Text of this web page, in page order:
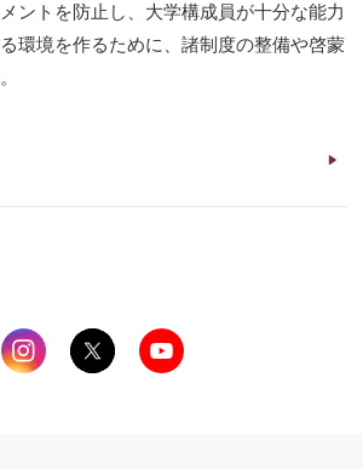
ントを防止し、大学構成員が十分な能力
環境を作るために、諸制度の整備や啓蒙